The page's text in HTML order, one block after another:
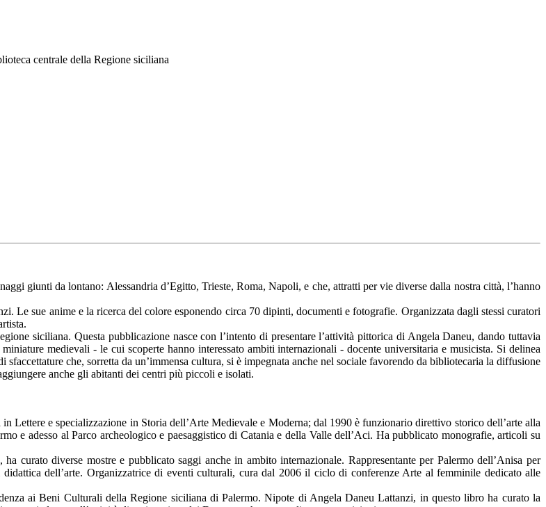
centrale della Regione siciliana
giunti da lontano: Alessandria d’Egitto, Trieste, Roma, Napoli, e che, attratti per vie diverse dalla nostra città, l’hanno
Le sue anime e la ricerca del colore esponendo circa 70 dipinti, documenti e fotografie. Organizzata dagli stessi curatori
siciliana. Questa pubblicazione nasce con l’intento di presentare l’attività pittorica di Angela Daneu, dando tuttavia
medievali - le cui scoperte hanno interessato ambiti internazionali - docente universitaria e musicista. Si delinea
che, sorretta da un’immensa cultura, si è impegnata anche nel sociale favorendo da bibliotecaria la diffusione
anche gli abitanti dei centri più piccoli e isolati.
Lettere e specializzazione in Storia dell’Arte Medievale e Moderna; dal 1990 è funzionario direttivo storico dell’arte alla
e adesso al Parco archeologico e paesaggistico di Catania e della Valle dell’Aci. Ha pubblicato monografie, articoli su
curato diverse mostre e pubblicato saggi anche in ambito internazionale. Rappresentante per Palermo dell’Anisa per
dell’arte. Organizzatrice di eventi culturali, cura dal 2006 il ciclo di conferenze Arte al femminile dedicato alle
ai Beni Culturali della Regione siciliana di Palermo. Nipote di Angela Daneu Lattanzi, in questo libro ha curato la